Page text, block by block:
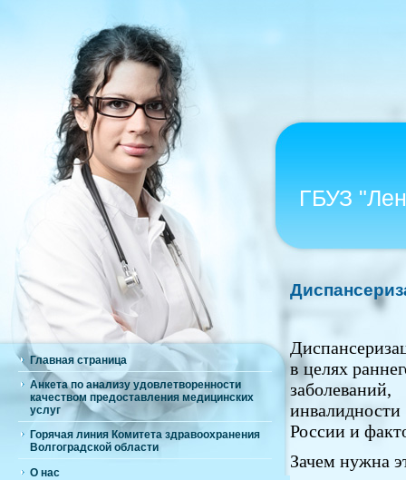
Главная страница
Анкета по анализу удовлетворенности
качеством предоставления медицинских
услуг
Горячая линия Комитета здравоохранения
Волгоградской области
О нас
ГБУЗ
в целях
России и
Зачем нужна